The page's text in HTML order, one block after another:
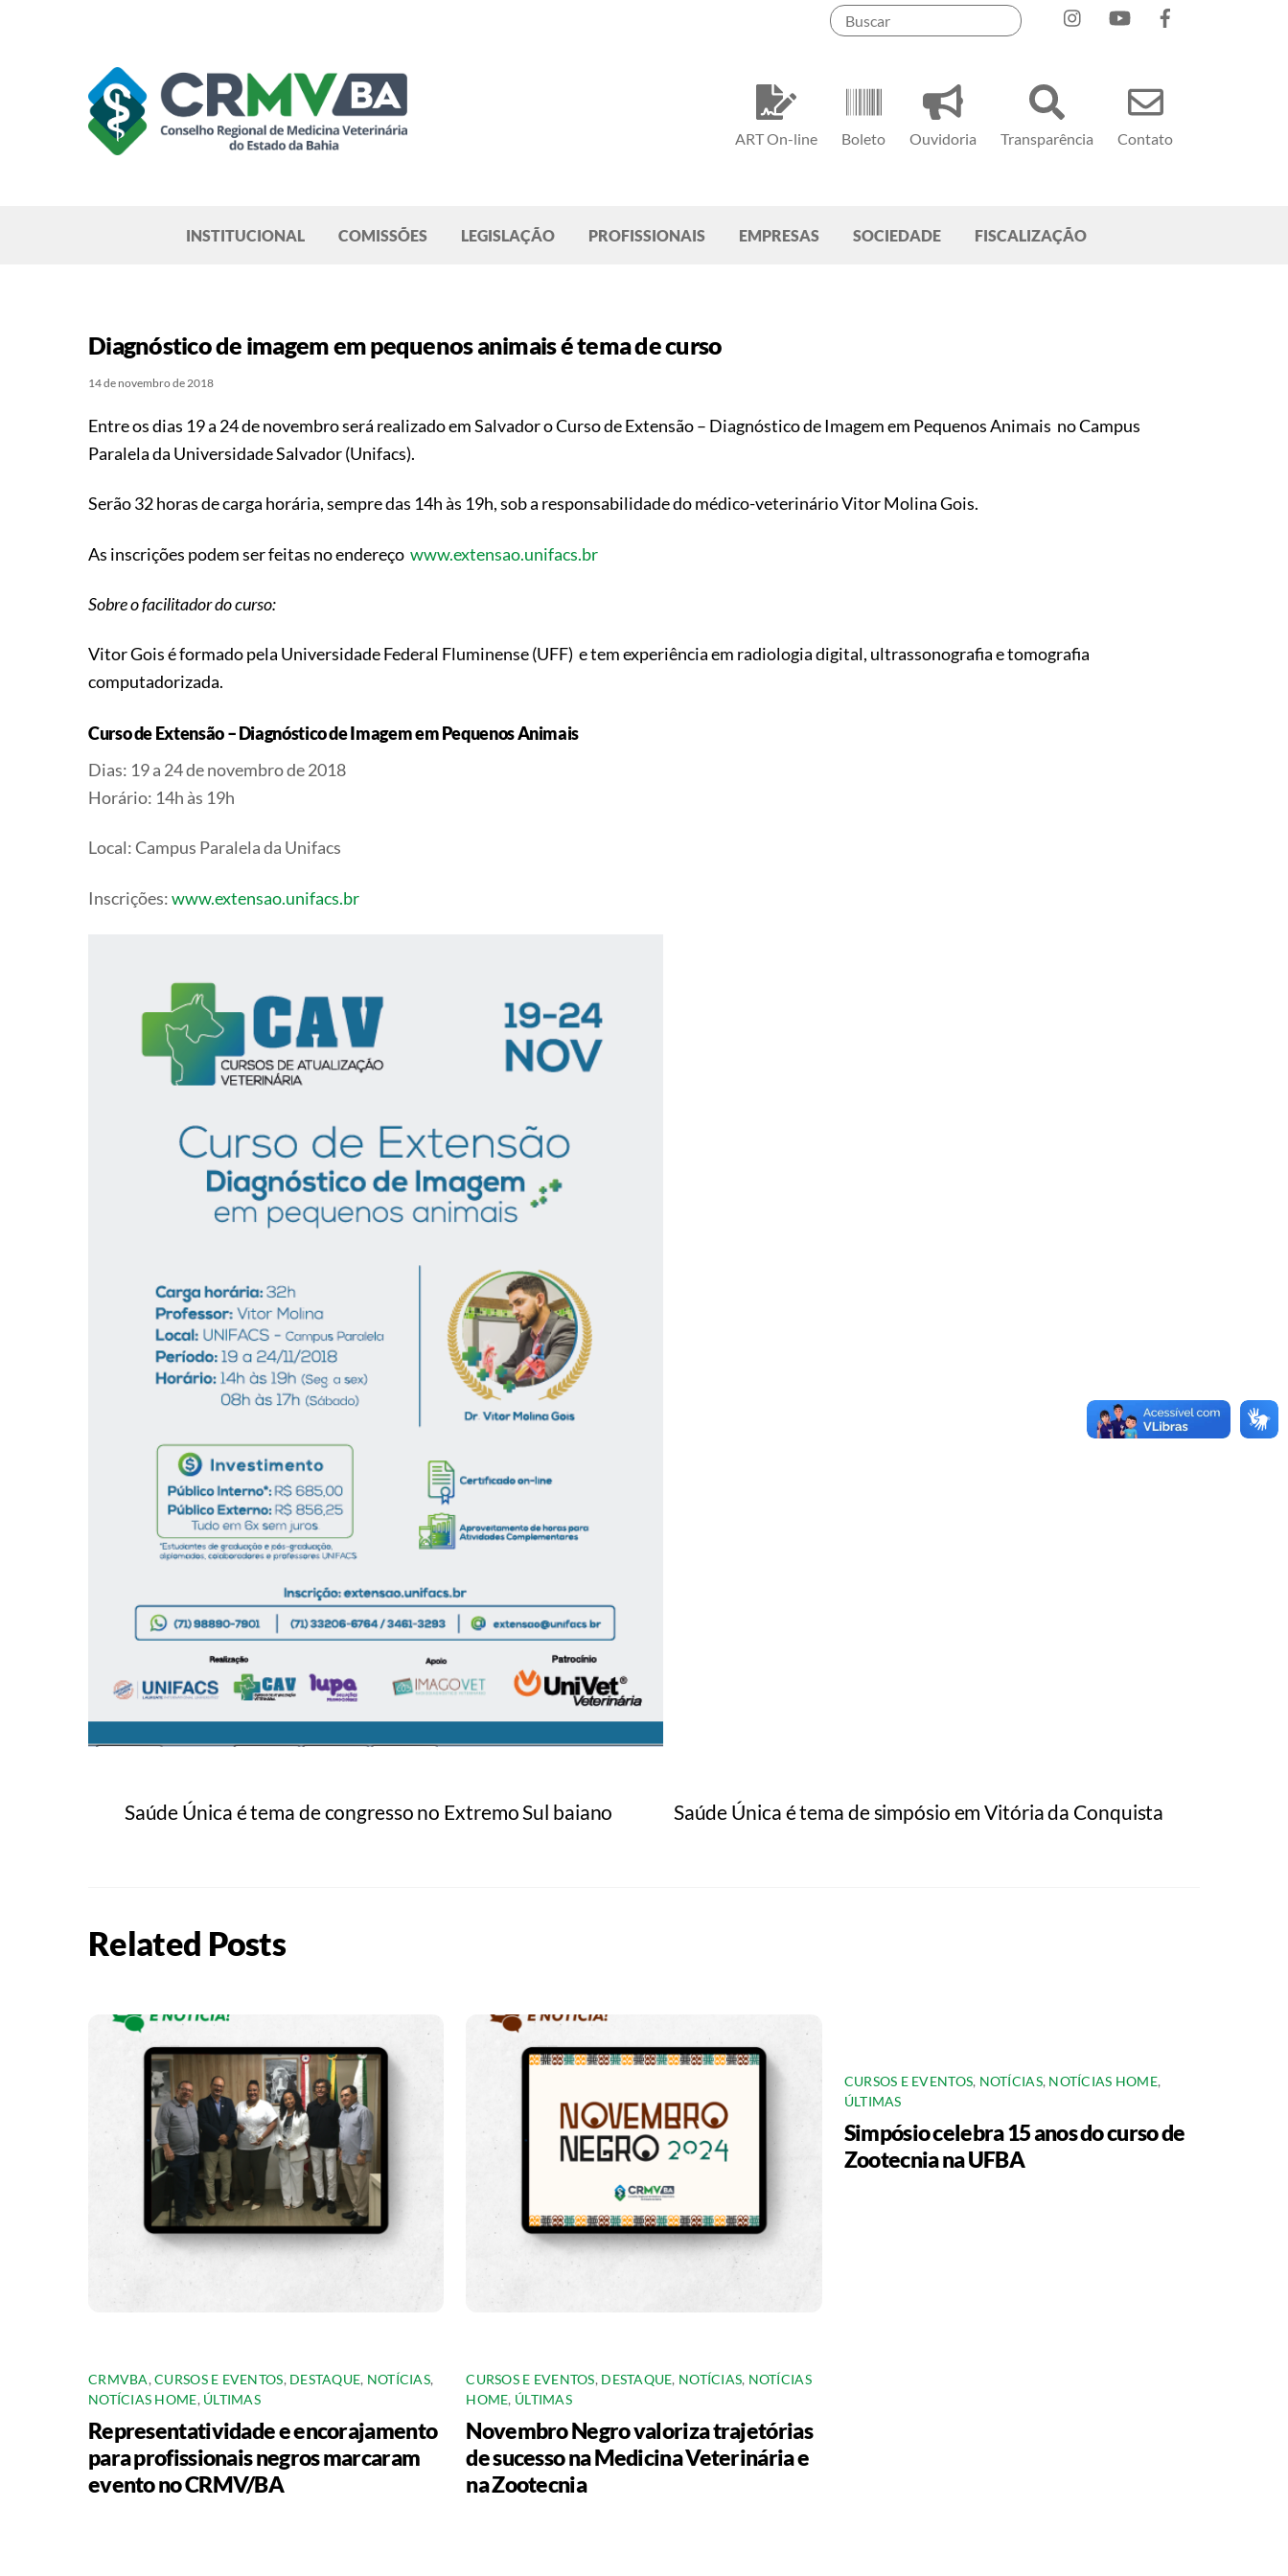
ART On-line Boleto Ouvidoria Transparência Contato
InstagramYouTube
INSTITUCIONAL COMISSÕES LEGISLAÇÃO PROFISSIONAIS EMPRESAS SOCIEDADE FISCALIZAÇÃO
Diagnóstico de imagem em pequenos animais é tema de curso
14 de novembro de 2018
Entre os dias 19 a 24 de novembro será realizado em Salvador o Curso de Extensão – Diagnóstico de Imagem em Pequenos Animais no Campus
Paralela da Universidade Salvador (Unifacs).
Serão 32 horas de carga horária, sempre das 14h às 19h, sob a responsabilidade do médico-veterinário Vitor Molina Gois.
As inscrições podem ser feitas no endereço www.extensao.unifacs.br
Sobre o facilitador do curso:
Vitor Gois é formado pela Universidade Federal Fluminense (UFF) e tem experiência em radiologia digital, ultrassonografia e tomografia
computadorizada.
Curso de Extensão – Diagnóstico de Imagem em Pequenos Animais
Dias: 19 a 24 de novembro de 2018
Horário: 14h às 19h
Local: Campus Paralela da Unifacs
Inscrições:www.extensao.unifacs.br
Saúde Única é tema de congresso no Extremo Sul baiano Saúde Única é tema de simpósio em Vitória da Conquista
Related Posts
CRMVBA,CURSOS E EVENTOS, DESTAQUE, NOTÍCIAS,
NOTÍCIAS HOME, ÚLTIMAS
Representatividade e encorajamento
para profissionais negros marcaram
evento no CRMV/BA
CURSOS E EVENTOS, DESTAQUE, NOTÍCIAS, NOTÍCIAS
HOME, ÚLTIMAS
Novembro Negro valoriza trajetórias
de sucesso na Medicina Veterinária e
na Zootecnia
CURSOS E EVENTOS, NOTÍCIAS, NOTÍCIAS HOME,
ÚLTIMAS
Simpósio celebra 15 anos do curso de
Zootecnia na UFBA